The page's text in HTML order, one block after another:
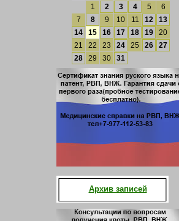
1
2 3 4 5
6
7
8 9 10 11 12
13
14
15 16 17 18 19
20
21
22 23 24 25 26
27
28
29 30 31
Архив записей